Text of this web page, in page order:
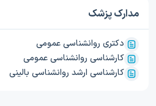
مدارک پزشک
دکتری روانشناسی عمومی
کارشناسی روانشناسی عمومی
کارشناسی ارشد روانشناسی بالینی